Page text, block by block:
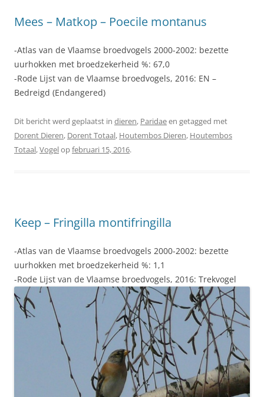
Mees – Matkop – Poecile montanus
-Atlas van de Vlaamse broedvogels 2000-2002: bezette
uurhokken met broedzekerheid %: 67,0
-Rode Lijst van de Vlaamse broedvogels, 2016: EN –
Bedreigd (Endangered)
Dit bericht werd geplaatst in dieren, Paridaeen getagged met
Dorent Dieren, Dorent Totaal, Houtembos Dieren, Houtembos
Totaal,Vogelopfebruari 15, 2016.
Keep – Fringilla montifringilla
-Atlas van de Vlaamse broedvogels 2000-2002: bezette
uurhokken met broedzekerheid %: 1,1
-Rode Lijst van de Vlaamse broedvogels, 2016: Trekvogel